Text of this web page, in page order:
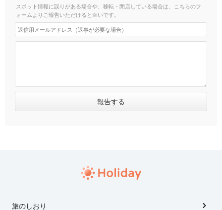
スポット情報に誤りがある場合や、移転・閉店している場合は、こちらのフ
ォームよりご報告いただけると幸いです。
旅のしおり